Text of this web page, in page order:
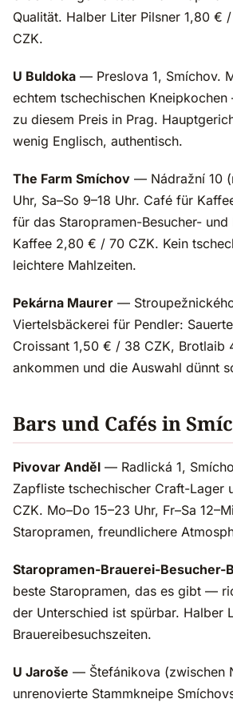
Qualität. Halber Liter Pilsner 1,80 €
CZK.
U Buldoka — Preslova 1, Smíchov.
echtem tschechischen
zu diesem Preis in Prag.
wenig Englisch, authentisch.
The Farm Smíchov — Nádražní 10
Uhr, Sa–So 9–18 Uhr. Café für
für das Staropramen-Besucher-
Kaffee 2,80 € / 70 CZK. Kein
leichtere Mahlzeiten.
Pekárna Maurer —
Viertelsbäckerei für Pendler:
Croissant 1,50 € / 38 CZK, Brotlaib
ankommen und die Auswahl dünnt
Bars und Cafés in
Pivovar Anděl — Radlická 1,
Zapfliste tschechischer Craft-
CZK. Mo–Do 15–23 Uhr, Fr–Sa
Staropramen, freundlichere
Staropramen-Brauerei-Besucher-
beste Staropramen, das es gibt —
der Unterschied ist spürbar.
Brauereibesuchszeiten.
U Jaroše — Štefánikova (zwischen
unrenovierte Stammkneipe